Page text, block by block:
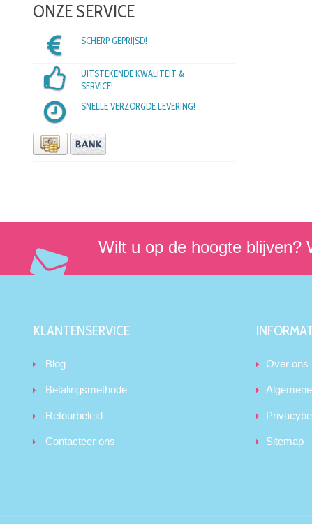
ONZE SERVICE
SCHERP GEPRIJSD!
UITSTEKENDE KWALITEIT &
SERVICE!
SNELLE VERZORGDE LEVERING!
Wilt u op de hoogte blijven?
KLANTENSERVICE
Blog
Betalingsmethode
Retourbeleid
Contacteer ons
Over ons
Sitemap